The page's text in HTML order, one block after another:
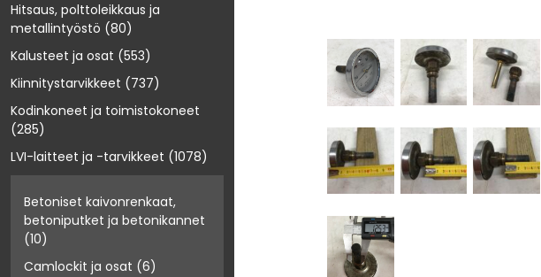
Hitsaus, polttoleikkaus ja
metallintyöstö (80)
Kalusteet ja osat (553)
Kiinnitystarvikkeet (737)
Kodinkoneet ja toimistokoneet
(285)
LVI-laitteet ja -tarvikkeet (1078)
Betoniset kaivonrenkaat,
betoniputket ja betonikannet
(10)
Camlockit ja osat (6)